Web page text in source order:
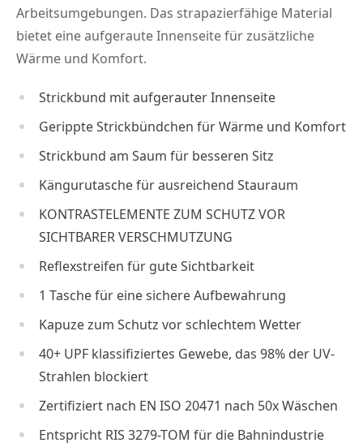
Arbeitsumgebungen. Das strapazierfähige Material
bietet eine aufgeraute Innenseite für zusätzliche
Wärme und Komfort.
Strickbund mit aufgerauter Innenseite
Gerippte Strickbündchen für Wärme und Komfort
Strickbund am Saum für besseren Sitz
Kängurutasche für ausreichend Stauraum
KONTRASTELEMENTE ZUM SCHUTZ VOR
SICHTBARER VERSCHMUTZUNG
Reflexstreifen für gute Sichtbarkeit
1 Tasche für eine sichere Aufbewahrung
Kapuze zum Schutz vor schlechtem Wetter
40+ UPF klassifiziertes Gewebe, das 98% der UV-
Strahlen blockiert
Zertifiziert nach EN ISO 20471 nach 50x Wäschen
Entspricht RIS 3279-TOM für die Bahnindustrie